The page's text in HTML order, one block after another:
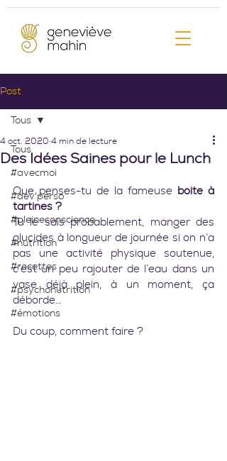
Post
Tous
#avecmoi
#dev'perso
#pleineconscience
#nutrition
#recettes
#psychonutrition
#émotions
Tous
Des Idées Saines pour le Lunch
4 oct. 2020 4 min de lecture
Que penses-tu de la fameuse boite à
tartines ?
Tu le sais probablement, manger des
glucides à longueur de journée si on n’a
pas une activité physique soutenue,
c’est un peu rajouter de l’eau dans un
vase déjà plein, à un moment, ça
déborde…
Du coup, comment faire ?